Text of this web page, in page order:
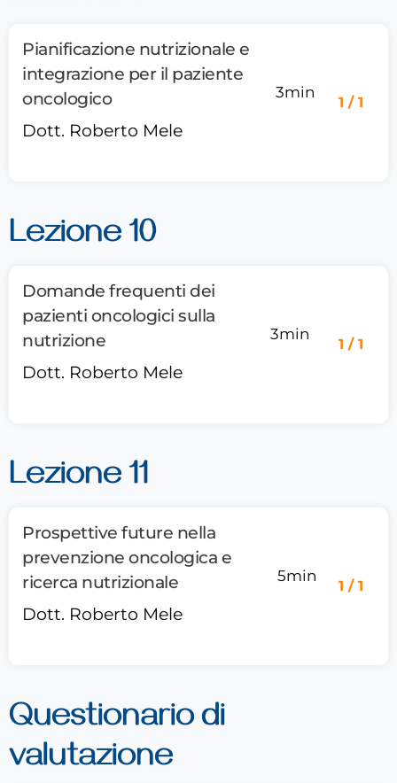
1 / 1
3min
Pianificazione nutrizionale e
integrazione per il paziente
oncologico
Dott. Roberto Mele
Lezione 10
1 / 1
3min
Domande frequenti dei
pazienti oncologici sulla
nutrizione
Dott. Roberto Mele
Lezione 11
1 / 1
5min
Prospettive future nella
prevenzione oncologica e
ricerca nutrizionale
Dott. Roberto Mele
Questionario di
valutazione